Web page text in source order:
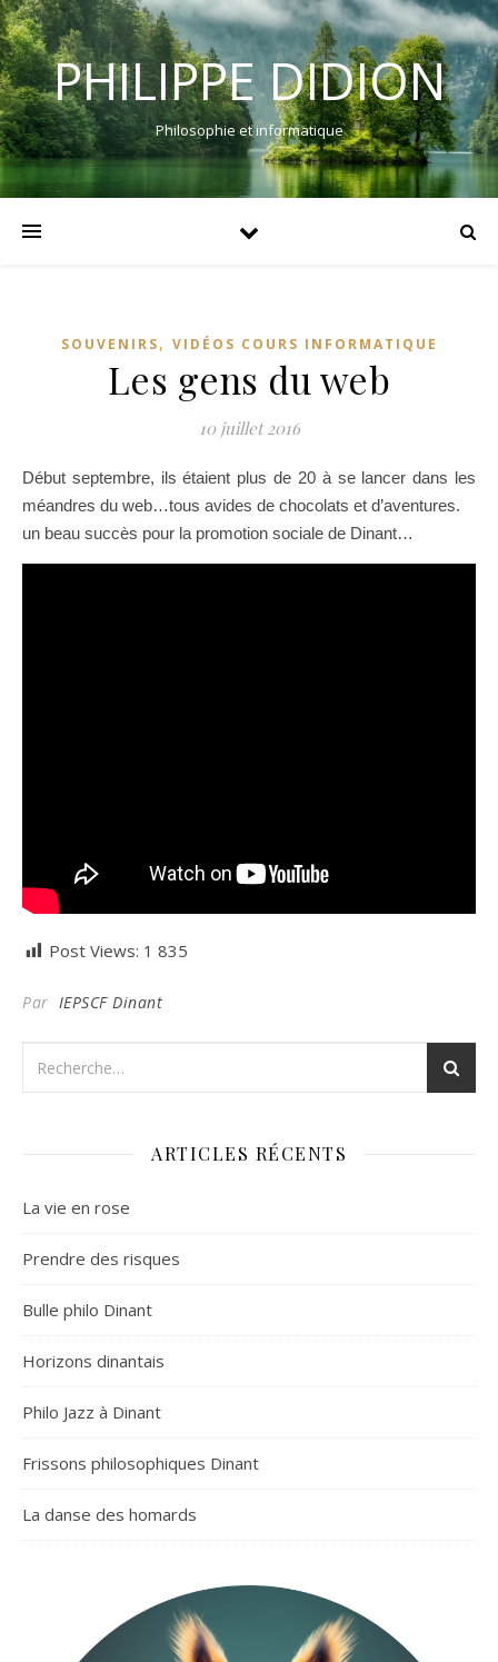
PHILIPPE DIDION
Philosophie et informatique
SOUVENIRS, VIDÉOS COURS INFORMATIQUE
Les gens du web
10 juillet 2016
Début septembre, ils étaient plus de 20 à se lancer dans les
méandres du web…tous avides de chocolats et d’aventures.
un beau succès pour la promotion sociale de Dinant…
Post Views: 1 835
Par IEPSCF Dinant
ARTICLES RÉCENTS
La vie en rose
Prendre des risques
Bulle philo Dinant
Horizons dinantais
Philo Jazz à Dinant
Frissons philosophiques Dinant
La danse des homards